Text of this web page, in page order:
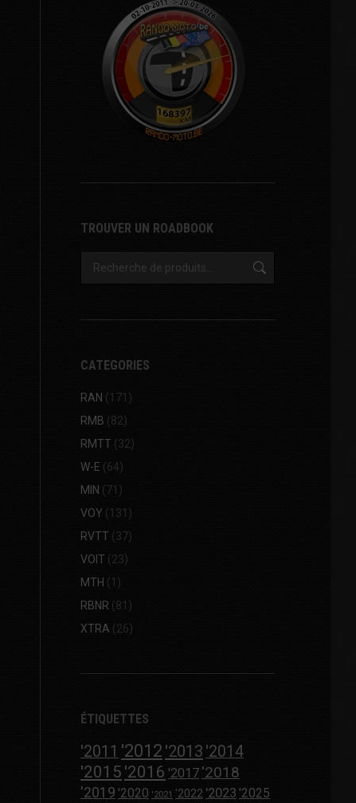
TROUVER UN ROADBOOK
CATEGORIES
RAN (171)
RMB (82)
RMTT (32)
W-E (64)
MIN (71)
VOY (131)
RVTT (37)
VOIT (23)
MTH (1)
RBNR (81)
XTRA (26)
ÉTIQUETTES
'2011 '2012 '2013 '2014
'2015 '2016 '2017 '2018
'2019 '2020 '2021 '2022 '2023 '2025